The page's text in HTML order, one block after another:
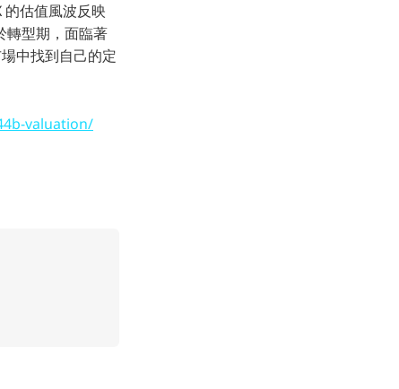
估值風波反映
轉型期，面臨著
中找到自己的定
valuation/